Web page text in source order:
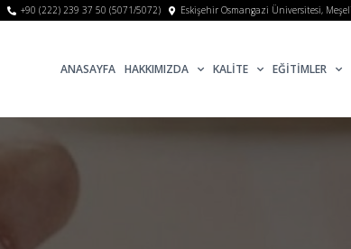
+90 (222) 239 37 50 (5071/5072) Eskişehir Osmangazi Üniversitesi,
ANASAYFA HAKKIMIZDA KALİTE EĞİTİMLER